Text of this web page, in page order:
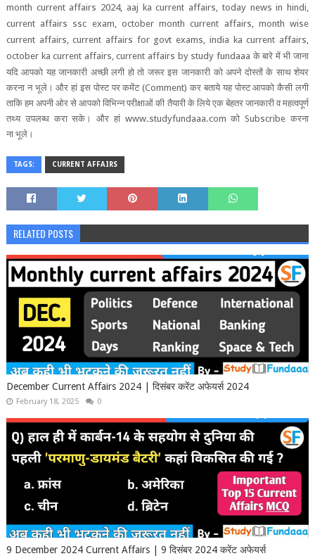
month current affairs 2024, aaj ka current affairs, today news in hindi,
current affairs ssc exam, october month current affairs, month wise
current affairs, current affairs for govt exams, india ka current affairs,
october ka current affairs, current affairs by study fundaaa के बारे में भी जाना
यदि आपको यह जानकारी अच्‍छी लगी हो तो जरूर इस जानकारी को अपने दोस्‍तों के साथ शेयर
करना न भूले। और हां इस पोस्‍ट पर कमेंट(Comment) कर बताये यह पोस्‍ट आपको कैसी लगी
ताकि हम अपनी ओर से आपको विभिन्‍न परीक्षाओं की तैयारी के लिये एक बेहतर जानकारी व महत्‍वपूर्ण
तथ्‍य उपलब्‍ध करा सके।
और हांwww.studyfundaaa.comकोSubscribeकरना
ना भूले।
TAGS: CURRENT AFFAIRS
RELATED POSTS
December Current Affairs 2024 | दिसंबर करेंट अफेयर्स 2024
February 18, 2025 0
9 December 2024 Current Affairs | 9 दिसंबर 2024 करेंट अफेयर्स